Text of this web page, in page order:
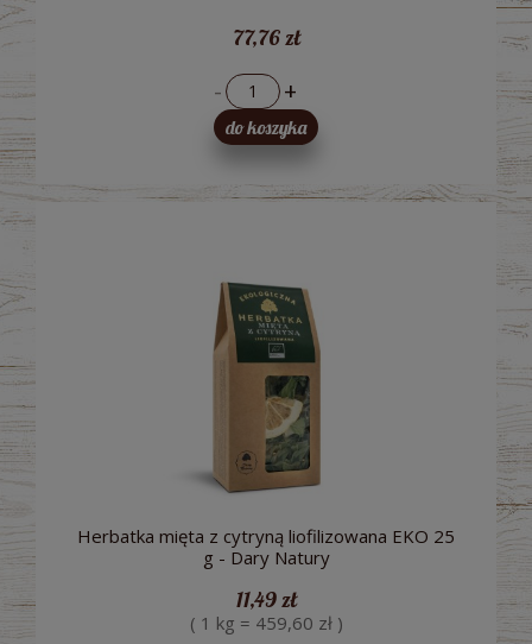
77,76 zł
- +
do koszyka
Herbatka mięta z cytryną liofilizowana EKO 25
g - Dary Natury
11,49 zł
( 1 kg = 459,60 zł )